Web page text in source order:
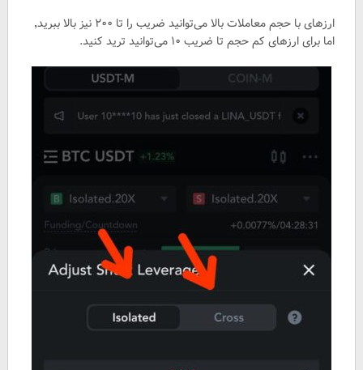
ارزهای با حجم معاملات بالا می‌توانید ضریب را تا ۲۰۰ نیز بالا ببرید٬
اما برای ارزهای کم حجم تا ضریب ۱۰ می‌توانید ترید کنید.